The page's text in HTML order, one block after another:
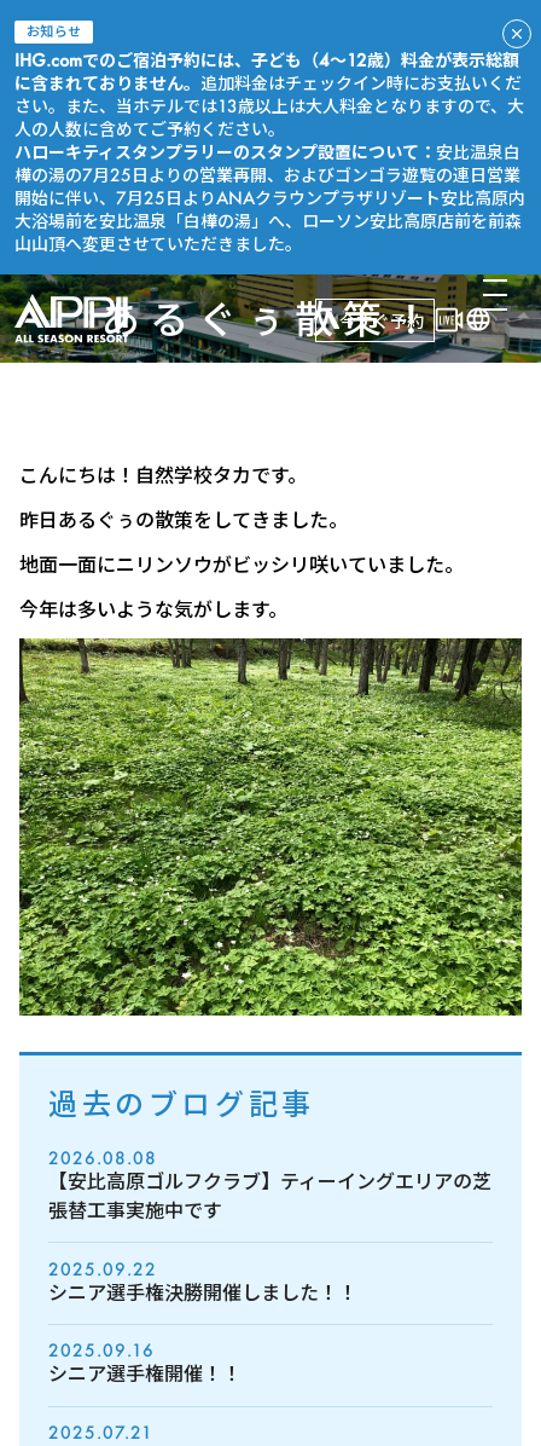
お知らせ
IHG.comでのご宿泊予約には、子ども（4～12歳）料金が表示総額
に含まれておりません。 追加料金はチェックイン時にお支払いくだ
さい。また、当ホテルでは13歳以上は大人料金となりますので、大
人の人数に含めてご予約ください。
ハローキティスタンプラリーのスタンプ設置について： 安比温泉白
樺の湯の7月25日よりの営業再開、およびゴンゴラ遊覧の連日営業
開始に伴い、7月25日よりANAクラウンプラザリゾート安比高原内
大浴場前を安比温泉「白樺の湯」へ、ローソン安比高原店前を前森
山山頂へ変更させていただきました。
今すぐ予約
あるぐぅ散策！
こんにちは！自然学校タカです。
昨日あるぐぅの散策をしてきました。
地面一面にニリンソウがビッシリ咲いていました。
今年は多いような気がします。
過去のブログ記事
2026.08.08
【安比高原ゴルフクラブ】ティーイングエリアの芝
張替工事実施中です
2025.09.22
シニア選手権決勝開催しました！！
2025.09.16
シニア選手権開催！！
2025.07.21